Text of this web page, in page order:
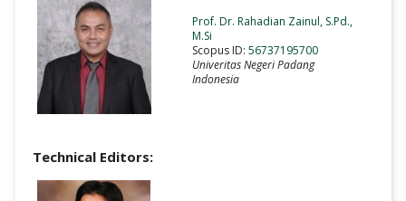
Prof. Dr. Rahadian Zainul, S.Pd.,
M.Si
Scopus ID: 56737195700
Univeritas Negeri Padang
Indonesia
Technical Editors: